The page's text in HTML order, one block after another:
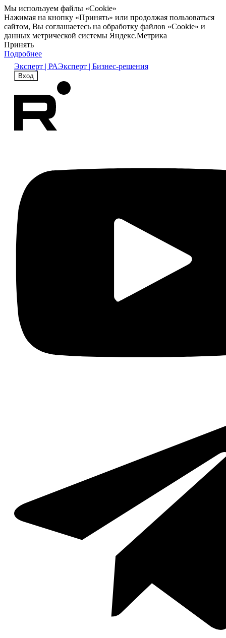
Мы используем файлы «Cookie»
Нажимая на кнопку «Принять» или продолжая пользоваться
сайтом, Вы соглашаетесь на обработку файлов «Cookie» и
данных метрической системы Яндекс.Метрика
Принять
Подробнее
Эксперт | РАЭксперт | Бизнес-решения
Вход